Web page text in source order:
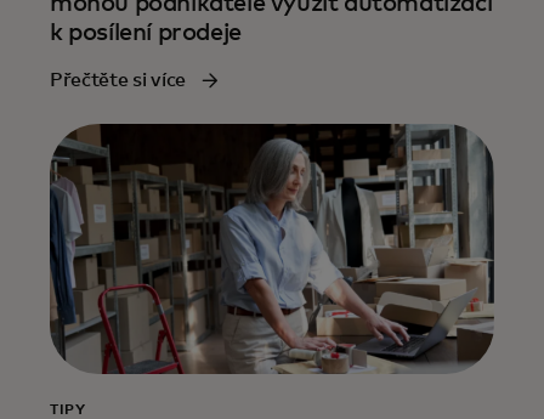
k posílení prodeje
Přečtěte si více
TIPY